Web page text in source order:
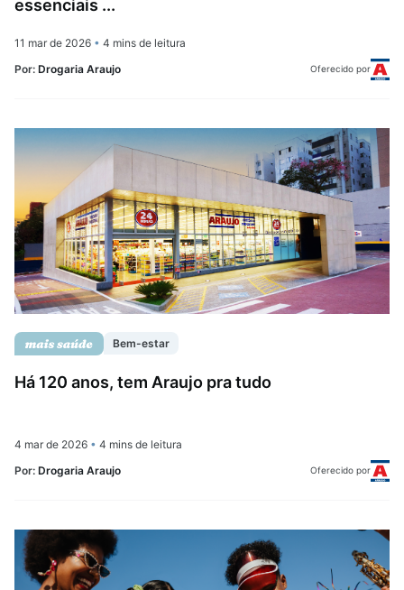
essenciais ...
11 mar de 2026 • 4 mins de leitura
Por: Drogaria Araujo Oferecido por
Bem-estar
Há 120 anos, tem Araujo pra tudo
4 mar de 2026 • 4 mins de leitura
Por: Drogaria Araujo Oferecido por